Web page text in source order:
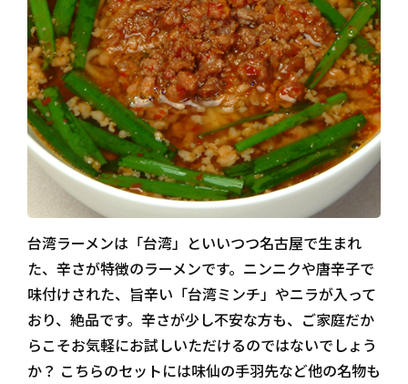
台湾ラーメンは「台湾」といいつつ名古屋で生まれ
た、辛さが特徴のラーメンです。ニンニクや唐辛子で
味付けされた、旨辛い「台湾ミンチ」やニラが入って
おり、絶品です。辛さが少し不安な方も、ご家庭だか
らこそお気軽にお試しいただけるのではないでしょう
か？ こちらのセットには味仙の手羽先など他の名物も